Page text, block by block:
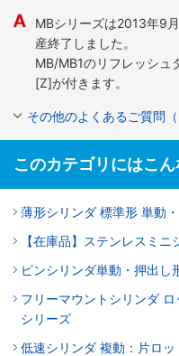
MBシリーズは2013年9
産終了しました。
MB/MB1のリフレッシュ
[Z]が付きます。
その他のよくあるご質問
このカテゴリにはこ
薄形シリンダ 標準形 単動
【在庫品】ステンレスミ
ピンシリンダ単動・押出し
フリーマウントシリンダ
シリーズ
低速シリンダ 複動：片ロ